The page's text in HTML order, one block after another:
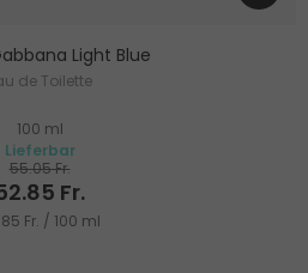
Light Blue
de Toilette
100 ml
Lieferbar
55.05 Fr.
Fr.
Fr. / 100 ml